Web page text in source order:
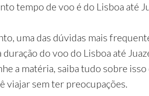
tempo de voo é do Lisboa até
uma das dúvidas mais
duração do voo do Lisboa até
a matéria, saiba tudo sobre
viajar sem ter preocupações.